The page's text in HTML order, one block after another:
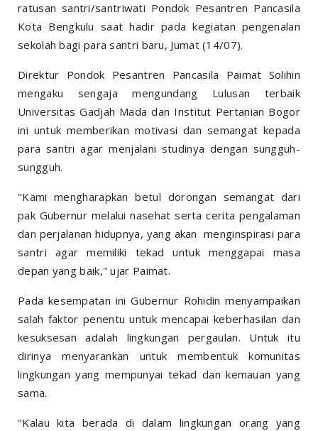
ratusan santri/santriwati Pondok Pesantren Pancasila
Kota Bengkulu saat hadir pada kegiatan pengenalan
sekolah bagi para santri baru, Jumat (14/07).
Direktur Pondok Pesantren Pancasila Paimat Solihin
mengaku sengaja mengundang Lulusan terbaik
Universitas Gadjah Mada dan Institut Pertanian Bogor
ini untuk memberikan motivasi dan semangat kepada
para santri agar menjalani studinya dengan sungguh-
sungguh.
"Kami mengharapkan betul dorongan semangat dari
pak Gubernur melalui nasehat serta cerita pengalaman
dan perjalanan hidupnya, yang akan menginspirasi para
santri agar memiliki tekad untuk menggapai masa
depan yang baik," ujar Paimat.
Pada kesempatan ini Gubernur Rohidin menyampaikan
salah faktor penentu untuk mencapai keberhasilan dan
kesuksesan adalah lingkungan pergaulan. Untuk itu
dirinya menyarankan untuk membentuk komunitas
lingkungan yang mempunyai tekad dan kemauan yang
sama.
"Kalau kita berada di dalam lingkungan orang yang